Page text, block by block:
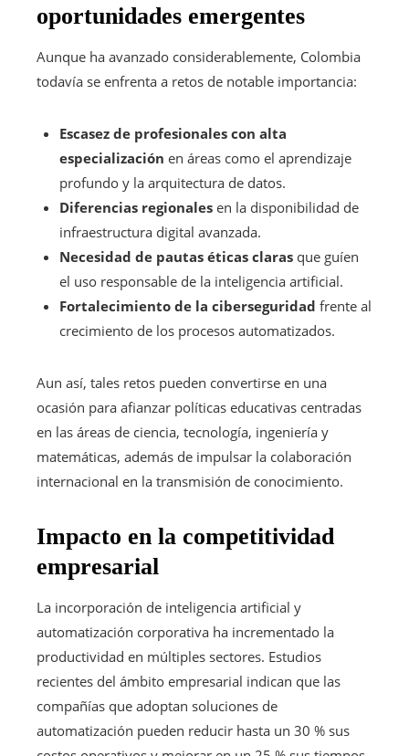
oportunidades emergentes
Aunque ha avanzado considerablemente, Colombia
todavía se enfrenta a retos de notable importancia:
Escasez de profesionales con alta
especialización en áreas como el aprendizaje
profundo y la arquitectura de datos.
Diferencias regionales en la disponibilidad de
infraestructura digital avanzada.
Necesidad de pautas éticas claras que guíen
el uso responsable de la inteligencia artificial.
Fortalecimiento de la ciberseguridad frente al
crecimiento de los procesos automatizados.
Aun así, tales retos pueden convertirse en una
ocasión para afianzar políticas educativas centradas
en las áreas de ciencia, tecnología, ingeniería y
matemáticas, además de impulsar la colaboración
internacional en la transmisión de conocimiento.
Impacto en la competitividad
empresarial
La incorporación de inteligencia artificial y
automatización corporativa ha incrementado la
productividad en múltiples sectores. Estudios
recientes del ámbito empresarial indican que las
compañías que adoptan soluciones de
automatización pueden reducir hasta un 30 % sus